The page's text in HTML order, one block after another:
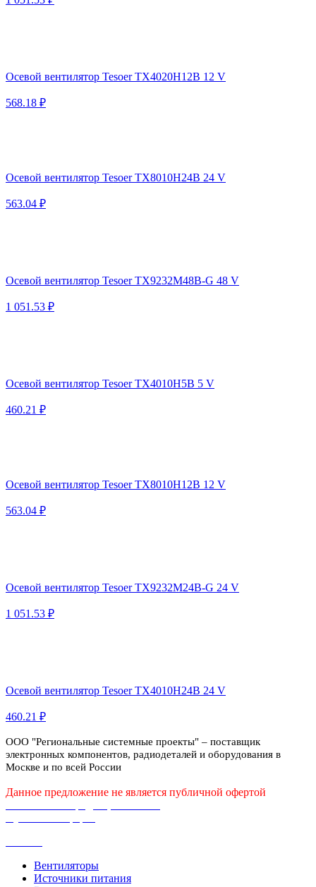
Осевой вентилятор Tesoer TX4020H12B 12 V
568.18 ₽
Осевой вентилятор Tesoer TX8010H24B 24 V
563.04 ₽
Осевой вентилятор Tesoer TX9232M48B-G 48 V
1 051.53 ₽
Осевой вентилятор Tesoer TX4010H5B 5 V
460.21 ₽
Осевой вентилятор Tesoer TX8010H12B 12 V
563.04 ₽
Осевой вентилятор Tesoer TX9232M24B-G 24 V
1 051.53 ₽
Осевой вентилятор Tesoer TX4010H24B 24 V
460.21 ₽
ООО "Региональные системные проекты" – поставщик
электронных компонентов, радиодеталей и оборудования в
Москве и по всей России
Данное предложение не является публичной офертой
Вентиляторы
Источники питания